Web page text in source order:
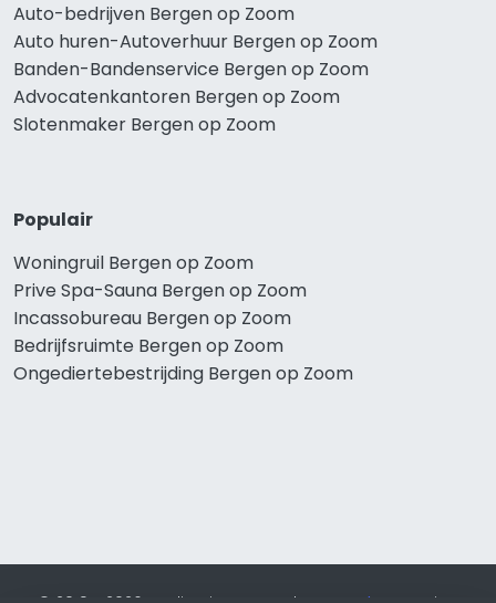
Auto-bedrijven Bergen op Zoom
Auto huren-Autoverhuur Bergen op Zoom
Banden-Bandenservice Bergen op Zoom
Advocatenkantoren Bergen op Zoom
Slotenmaker Bergen op Zoom
Populair
Woningruil Bergen op Zoom
Prive Spa-Sauna Bergen op Zoom
Incassobureau Bergen op Zoom
Bedrijfsruimte Bergen op Zoom
Ongediertebestrijding Bergen op Zoom